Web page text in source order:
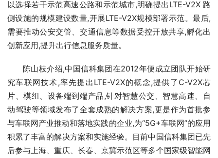
以选择若干示范高速公路和示范城市,明确提出LTE-V2X 路
侧设施的规模建设数量,开展LTE-V2X规模部署示范。最后,
需要推动公安交管、交通信息等数据受控开放共享,孵化出
创新应用,提升出行信息服务质量。
陈山枝介绍,中国信科集团在2012年便成立团队开始研
究车联网技术,率先提出LTE-V2X的概念,提供了C-V2X芯
片、模组、设备端到端产品,针对智慧公交、智慧高速、自
动驾驶等领域发布了全套成熟的解决方案,更是作为首批参
与车联网产业推动和落地实践的企业,为“5G+车联网”的应用
积累了丰富的解决方案和实施经验。目前中国信科集团已先
后参与上海、重庆、长春、京冀示范区等多个国家级智能网